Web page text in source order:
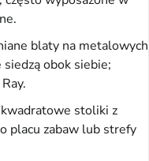
blaty na metalowych
obok siebie;
stoliki z
placu zabaw lub strefy